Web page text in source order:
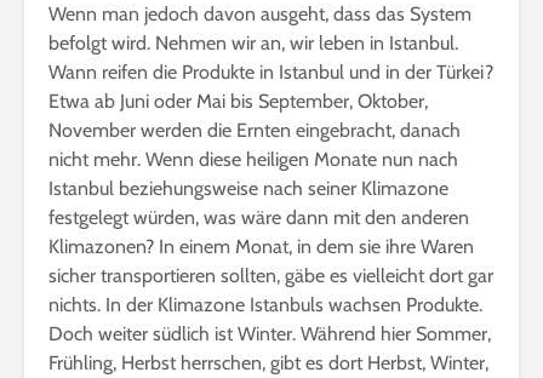
Wenn man jedoch davon ausgeht, dass das System
befolgt wird. Nehmen wir an, wir leben in Istanbul.
Wann reifen die Produkte in Istanbul und in der Türkei?
Etwa ab Juni oder Mai bis September, Oktober,
November werden die Ernten eingebracht, danach
nicht mehr. Wenn diese heiligen Monate nun nach
Istanbul beziehungsweise nach seiner Klimazone
festgelegt würden, was wäre dann mit den anderen
Klimazonen? In einem Monat, in dem sie ihre Waren
sicher transportieren sollten, gäbe es vielleicht dort gar
nichts. In der Klimazone Istanbuls wachsen Produkte.
Doch weiter südlich ist Winter. Während hier Sommer,
Frühling, Herbst herrschen, gibt es dort Herbst, Winter,